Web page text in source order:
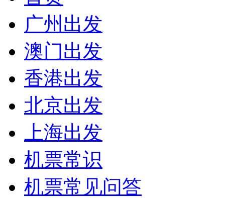
广州出发
澳门出发
香港出发
北京出发
上海出发
机票常识
机票常见问答